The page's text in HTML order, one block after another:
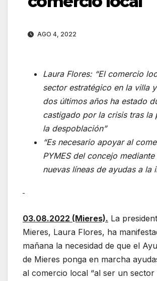
AGO 4, 2022
Laura Flores: “El comercio
sector estratégico en la villa
dos últimos años ha estado
castigado por la crisis tras la
la despoblación”
“Es necesario apoyar al
PYMES del concejo mediante
nuevas líneas de ayudas a la
03.08.2022 (Mieres). La
Mieres, Laura Flores, ha
mañana la necesidad de que el
de Mieres ponga en marcha
al comercio local “al ser un sector